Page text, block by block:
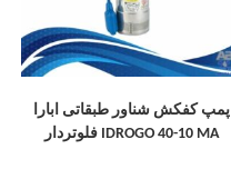
پمپ کفکش شناور طبقاتی ابارا
IDROGO 40-10 MA فلوتردار